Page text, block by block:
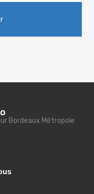
Bordeaux Métropole